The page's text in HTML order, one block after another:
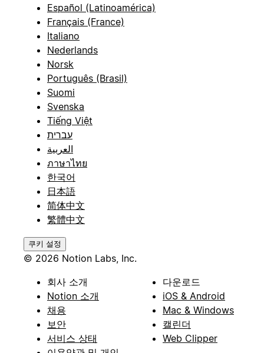
Español (Latinoamérica)
Français (France)
Italiano
Nederlands
Norsk
Português (Brasil)
Suomi
Svenska
Tiếng Việt
עברית
العربية
ภาษาไทย
한국어
日本語
简体中文
繁體中文
쿠키 설정
© 2026 Notion Labs, Inc.
회사 소개
Notion 소개
채용
보안
서비스 상태
다운로드
iOS & Android
Mac & Windows
캘린더
Web Clipper